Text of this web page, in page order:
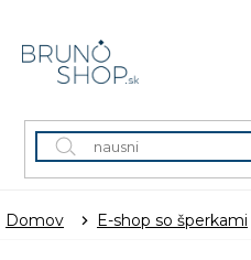
obsah
Domov E-shop so šperkami